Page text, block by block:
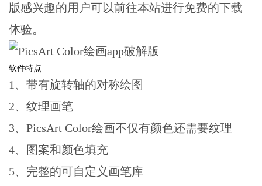
版感兴趣的用户可以前往本站进行免费的下载
体验。
软件特点
1、带有旋转轴的对称绘图
2、纹理画笔
3、PicsArt Color绘画不仅有颜色还需要纹理
4、图案和颜色填充
5、完整的可自定义画笔库